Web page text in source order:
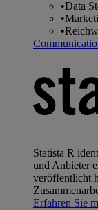
•Data
•
•
Statista R
und Anbieter
veröffentlicht
Erfahren Sie